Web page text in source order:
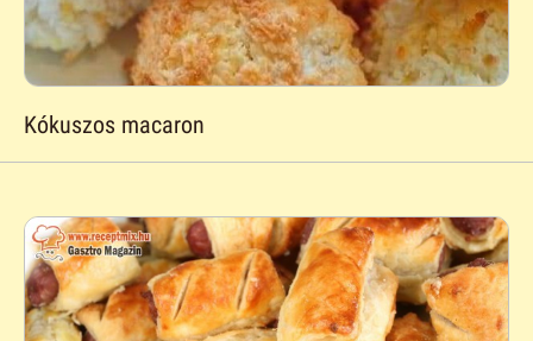
Kókuszos macaron